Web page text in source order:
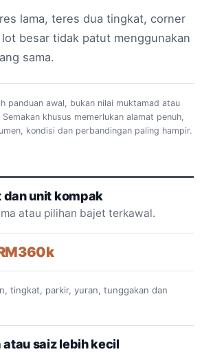
lama, teres dua tingkat, corner
besar tidak patut menggunakan
sama.
panduan awal, bukan nilai muktamad atau
Semakan khusus memerlukan alamat penuh,
kondisi dan perbandingan paling hampir.
unit kompak
atau pilihan bajet terkawal.
tingkat, parkir, yuran, tunggakan dan
atau saiz lebih kecil